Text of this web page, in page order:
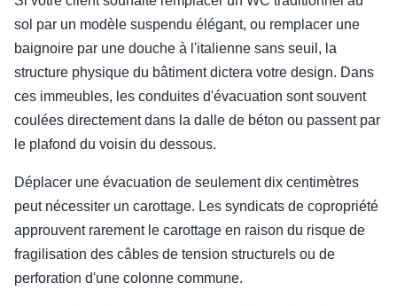
sol par un modèle suspendu élégant, ou remplacer une
baignoire par une douche à l'italienne sans seuil, la
structure physique du bâtiment dictera votre design. Dans
ces immeubles, les conduites d'évacuation sont souvent
coulées directement dans la dalle de béton ou passent par
le plafond du voisin du dessous.
Déplacer une évacuation de seulement dix centimètres
peut nécessiter un carottage. Les syndicats de copropriété
approuvent rarement le carottage en raison du risque de
fragilisation des câbles de tension structurels ou de
perforation d'une colonne commune.